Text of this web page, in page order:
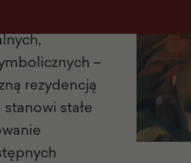
–
rezydencją
stałe